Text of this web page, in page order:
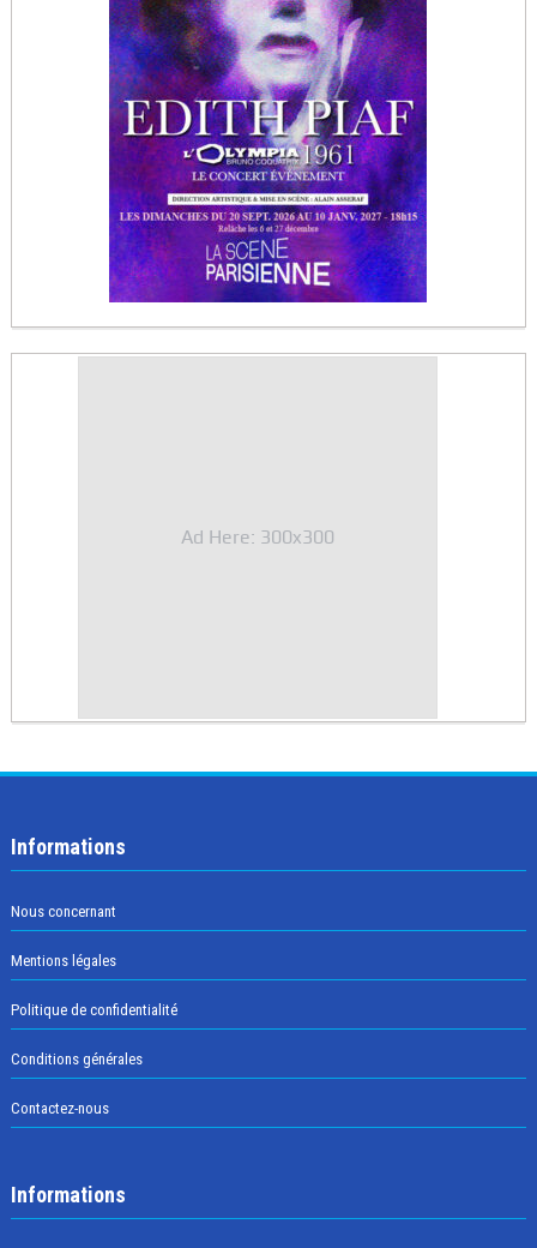
Ad Here: 300x300
Informations
Nous concernant
Mentions légales
Politique de confidentialité
Conditions générales
Contactez-nous
Informations